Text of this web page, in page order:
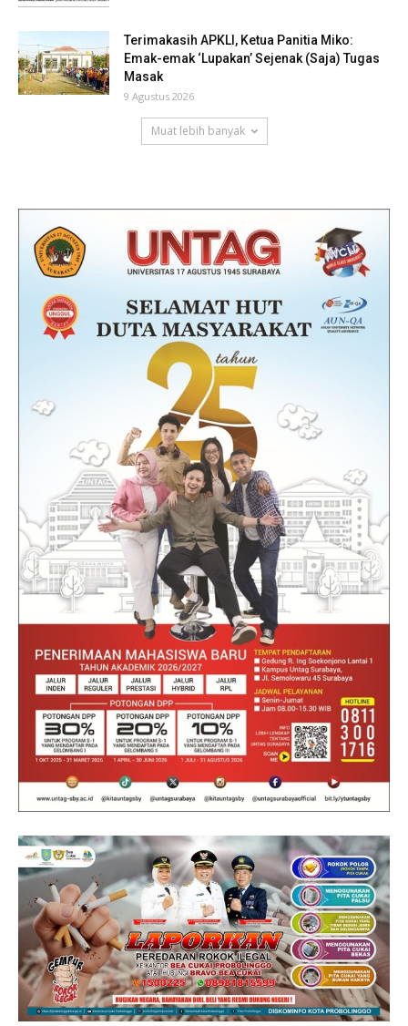
Terimakasih APKLI, Ketua Panitia Miko:
Emak-emak ‘Lupakan’ Sejenak (Saja) Tugas
Masak
9 Agustus 2026
Muat lebih banyak